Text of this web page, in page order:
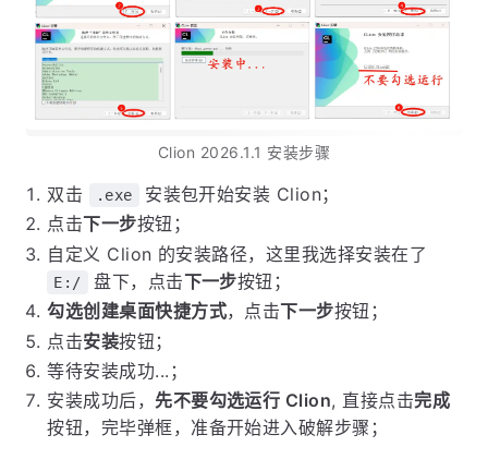
Clion 2026.1.1 安装步骤
双击 .exe
安装包开始安装 Clion；
点击下一步按钮；
自定义 Clion 的安装路径，这里我选择安装在了
E:/ 盘下，点击下一步按钮；
勾选创建桌面快捷方式，点击下一步按钮；
点击安装按钮；
等待安装成功...；
安装成功后， 先不要勾选运行 Clion, 直接点击完成
按钮，完毕弹框，准备开始进入破解步骤；